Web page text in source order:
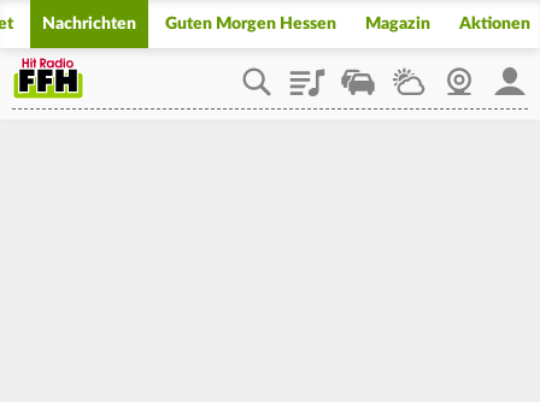
Nachrichten Guten Morgen Hessen Magazin Aktionen
PlaylistStaupilotWetterWebcam